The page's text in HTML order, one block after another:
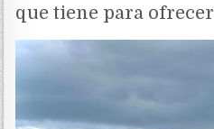
que tiene para